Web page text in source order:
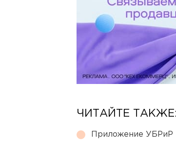
ЧИТАЙТЕ ТАКЖЕ:
Приложение УБРиР